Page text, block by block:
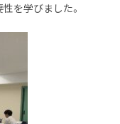
を学びました。